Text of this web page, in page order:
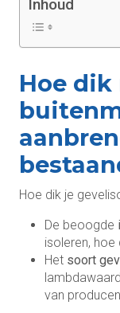
Inhoud
Hoe
Hoe dik je
De beoogde
isoleren,
Het soort
van